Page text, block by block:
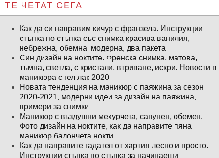
ТЕ ЧЕТАТ СЕГА
Как да си направим кичур с франзела. Инструкции
стъпка по стъпка със снимка красива ванилия,
небрежна, обемна, модерна, два пакета
Син дизайн на ноктите. Френска снимка, матова,
тъмна, светла, с кристали, втриване, искри. Новости в
маникюра с гел лак 2020
Новата тенденция на маникюр с паяжина за сезон
2020-2021, модерни идеи за дизайн на паяжина,
примери за снимки
Маникюр с въздушни мехурчета, сапунен, обемен.
Фото дизайн на ноктите, как да направите пяна
маникюр балончета нокти
Как да направите гадател от хартия лесно и просто.
Инструкции стъпка по стъпка за начинаещи